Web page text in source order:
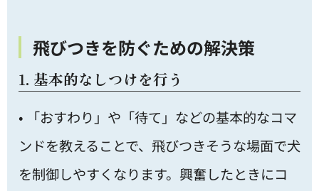
飛びつきを防ぐための解決策
1. 基本的なしつけを行う
• 「おすわり」や「待て」などの基本的なコマ
ンドを教えることで、飛びつきそうな場面で犬
を制御しやすくなります。興奮したときにコ